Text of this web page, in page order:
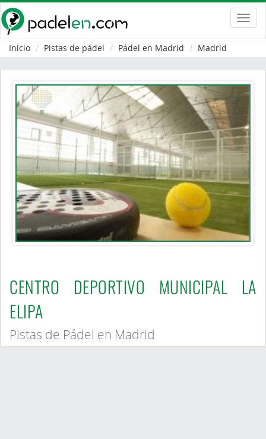
Inicio
Pistas de pádel Pádel en Madrid Madrid
CENTRO DEPORTIVO MUNICIPAL LA
ELIPA
Pistas de Pádel en Madrid